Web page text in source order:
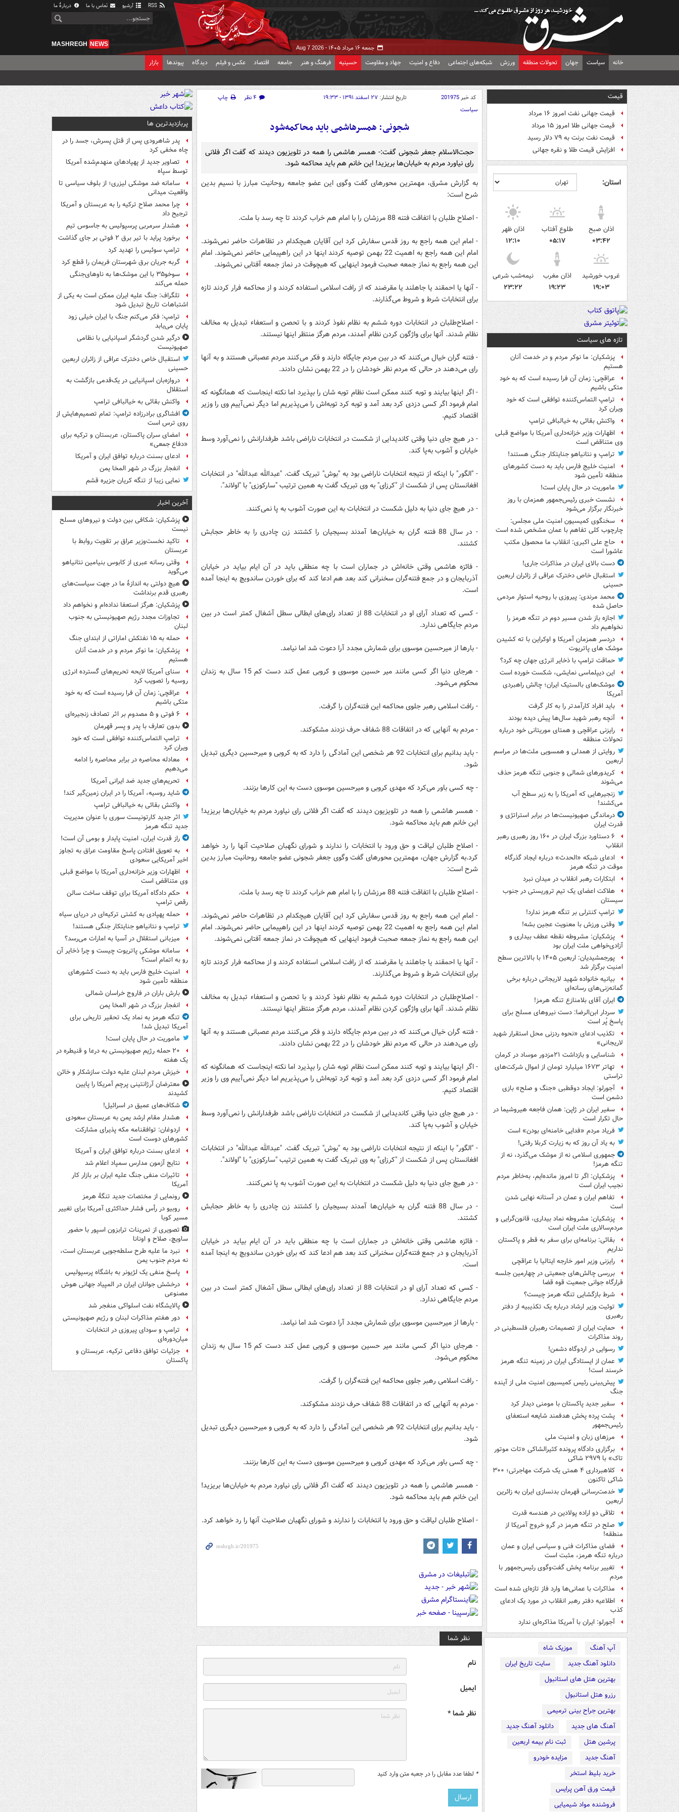
آرشیو تماس با ما دربارهٔ ما
جمعه ۱۶ مرداد ۱۴۰۵ - Aug 7 2026
MASHREGH NEWS
خانه سیاست جهان تحولات منطقه ورزش شبکه‌های اجتماعی دفاع و امنیت جهاد و مقاومت حسینیه فرهنگ و هنر جامعه اقتصاد عکس و فیلم دیدگاه پیوندها بازار
قیمت
قیمت جهانی نفت امروز ۱۶ مرداد
قیمت جهانی طلا امروز ۱۵ مرداد
قیمت نفت برنت به ۷۹ دلار رسید
افزایش قیمت طلا و نقره جهانی
استان:
اذان صبح
۰۳:۴۲
طلوع آفتاب
۰۵:۱۷
اذان ظهر
۱۲:۱۰
غروب خورشید
۱۹:۰۳
اذان مغرب
۱۹:۲۳
نیمه‌شب شرعی
۲۳:۲۲
تازه های سیاست
پزشکیان: ما نوکر مردم و در خدمت آنان
هستیم
عراقچی: زمان آن فرا رسیده است که به خود
متکی باشیم
ترامپ التماس‌کننده توافقی است که خود
ویران کرد
واکنش بقائی به خیالبافی ترامپ
اظهارات وزیر خزانه‌داری آمریکا با مواضع قبلی
وی متناقض است
ترامپ و نتانیاهو جنایتکار جنگی هستند!
امنیت خلیج فارس باید به دست کشورهای
منطقه تأمین شود
ماموریت در حال پایان است!
نشست خبری رئیس‌جمهور همزمان با روز
خبرنگار برگزار می‌شود
سخنگوی کمیسیون امنیت ملی مجلس:
چارچوب کلی تفاهم با عمان مشخص شده است
حاج علی اکبری: انقلاب ما محصول مکتب
عاشورا است
دست بالای ایران در مذاکرات جاری!
استقبال خاص دخترک عراقی از زائران اربعین
حسینی
محمد مرندی: پیروزی با روحیه استوار مردمی
حاصل شده
اجازه باز شدن مسیر دوم در تنگه هرمز را
نخواهیم داد
دردسر همزمان آمریکا و اوکراین با ته کشیدن
موشک های پاتریوت
حماقت ترامپ با ذخایر انرژی جهان چه کرد؟
این دیپلماسی نمایشی، شکست خورده است
موشک‌های بالستیک ایران؛ چالش راهبردی
آمریکا
باید افراد کارآمدتر را به کار گرفت
آنچه رهبر شهید سال‌ها پیش دیده بودند
رایزنی عراقچی و همتای موریتانی خود درباره
تحولات منطقه
روایتی از همدلی و همسویی ملت‌ها در مراسم
اربعین
کریدورهای شمالی و جنوبی تنگه هرمز حذف
می‌شوند
زنجیرهایی که آمریکا را به زیر سطح آب
می‌کشند!
درماندگی صهیونیست‌ها در برابر استراتژی و
قدرت ایران
۶ دستاورد بزرگ ایران در ۱۶۰ روز رهبری رهبر
انقلاب
ادعای شبکه «الحدث» درباره ایجاد گذرگاه
موقت در تنگه هرمز
ابتکارات رهبر انقلاب در میدان نبرد
هلاکت اعضای یک تیم تروریستی در جنوب
سیستان
ترامپ کنترلی بر تنگه هرمز ندارد!
وقتی ورزش با معنویت عجین بشه!
پزشکیان: مشروطه نقطه عطف بیداری و
آزادی‌خواهی ملت ایران بود
پورجمشیدیان: اربعین ۱۴۰۵ با بالاترین سطح
امنیت برگزار شد
بیانیه خانواده شهید لاریجانی درباره برخی
گمانه‌زنی‌های رسانه‌ای
ایران آقای بلامنازع تنگه هرمز!
سردار ابن‌الرضا: دست نیروهای مسلح برای
پاسخ پُر است
تکذیب ادعای «نحوه ردزنی محل استقرار شهید
لاریجانی»
شناسایی و بازداشت ۲۱مزدور موساد در کرمان
تهاتر ۱۶۷۳ میلیارد تومان از اموال شرکت‌های
تراستی
آجورلو: ایجاد دوقطبی «جنگ و صلح‌» بازی
دشمن است
سفیر ایران در ژاپن: همان فاجعه هیروشیما در
حال تکرار است
فریاد مردم «فدایی خامنه‌ای بودن» است
به یاد آن روز که به زیارت کربلا رفتی!
جمهوری اسلامی نه از موشک می‌گذرد، نه از
تنگه هرمز!
پزشکیان: اگر تا امروز مانده‌ایم، به‌خاطر مردم
نجیب ایران است
تفاهم ایران و عمان در آستانه نهایی شدن
است
پزشکیان: مشروطه نماد بیداری، قانون‌گرایی و
مردم‌سالاری ملت ایران است
بقائی: برنامه‌ای برای سفر به قطر و پاکستان
نداریم
رایزنی وزیر امور خارجه ایتالیا با عراقچی
بررسی چالش‌های جمعیتی در چهارمین جلسه
قرارگاه جوانی جمعیت قوه قضا
شرط بازگشایی تنگه هرمز چیست؟
توئیت وزیر ارشاد درباره یک تکذیبیه از دفتر
رهبری
حمایت ایران از تصمیمات رهبران فلسطینی در
روند مذاکرات
رسوایی در اردوگاه دشمن!
عمان از ایستادگی ایران در زمینه تنگه هرمز
خرسند است!
پیش‌بینی رئیس کمیسیون امنیت ملی از آینده
جنگ
سفیر جدید پاکستان با مومنی دیدار کرد
پشت پرده پخش هدفمند شایعه استعفای
رئیس‌جمهور
مرزهای زبان و امنیت ملی
برگزاری دادگاه پرونده کثیرالشاکی «تات موتور
تاک» با ۲۹۷۹ شاکی
کلاهبرداری ۴ همتی یک شرکت مهاجرتی؛ ۳۰۰
شاکی تاکنون
خدمت‌رسانی قهرمان بدنسازی ایران به زائرین
اربعین
تلاقی دو اراده پولادین در هندسه قدرت
صلح در تنگه هرمز در گرو خروج آمریکا از
منطقه!
فضای مذاکرات فنی و سیاسی ایران و عمان
درباره تنگه هرمز، مثبت است
تغییر برنامه پخش گفت‌وگوی رئیس‌جمهور با
مردم
مذاکرات با عمانی‌ها وارد فاز تازه‌ای شده است
اطلاعیه دفتر رهبر انقلاب در مورد یک ادعای
کذب
آجورلو: ایران با آمریکا مذاکره‌ای ندارد
آپ آهنگ
موزیک شاه
دانلود آهنگ جدید
سایت تاریخ ایران
بهترین هتل های استانبول
رزرو هتل استانبول
بهترین جراح بینی ترمیمی
آهنگ های جدید
دانلود آهنگ جدید
پرشین هتل
ثبت نام بیمه اربعین
آهنگ جدید
مزایده خودرو
خرید بلیط استخر
قیمت ورق آهن پرایس
فروشنده مواد شیمیایی
کد خبر201975 تاریخ انتشار: ۲۷ اسفند ۱۳۹۱ - ۱۹:۳۳ ۴ نظر
چاپ
سیاست
شجونی: همسرهاشمی باید محاکمه‌شود
حجت‌الاسلام جعفر شجونی گفت:- همسر هاشمی را همه در تلویزیون دیدند که گفت اگر فلانی
رای نیاورد مردم به خیابان‌ها بریزید! این خانم هم باید محاکمه شود.
به گزارش مشرق، مهمترین محورهای گفت وگوی این عضو جامعه روحانیت مبارز با نسیم بدین
شرح است:
- اصلاح طلبان با اتفاقت فتنه 88 مرزشان را با امام هم خراب کردند تا چه رسد با ملت.
- امام این همه راجع به روز قدس سفارش کرد این آقایان هیچکدام در تظاهرات حاضر نمی‌شوند.
امام این همه راجع به اهمیت 22 بهمن توصیه کردند اینها در این راهپیمایی حاضر نمی‌شوند. امام
این همه راجع به نماز جمعه صحبت فرمود اینهایی که هیچوقت در نماز جمعه آفتابی نمی‌شوند.
- آنها یا احمقند یا جاهلند یا مقرضند که از رافت اسلامی استفاده کردند و از محاکمه فرار کردند تازه
برای انتخابات شرط و شروط می‌گذارند.
- اصلاح‌طلبان در انتخابات دوره ششم به نظام نفوذ کردند و با تحصن و استعفاء تبدیل به مخالف
نظام شدند. آنها برای واژگون کردن نظام آمدند، مردم هرگز منتظر اینها نیستند.
- فتنه گران خیال می‌کنند که در بین مردم جایگاه دارند و فکر می‌کنند مردم عصبانی هستند و به آنها
رای می‌دهند در حالی که مردم نظر خودشان را در 22 بهمن نشان دادند.
- اگر اینها بیایند و توبه کنند ممکن است نظام توبه شان را بپذیرد اما نکته اینجاست که همانگونه که
امام فرمود اگر کسی دزدی کرد بعد آمد و توبه کرد توبه‌اش را می‌پذیریم اما دیگر نمی‌آییم وی را وزیر
اقتصاد کنیم.
- در هیچ جای دنیا وقتی کاندیدایی از شکست در انتخابات ناراضی باشد طرفدارانش را نمی‌آورد وسط
خیابان و آشوب به‌پا کند.
- "الگور" با اینکه از نتیجه انتخابات ناراضی بود به "بوش" تبریک گفت. "عبدالله عبدالله" در انتخابات
افغانستان پس از شکست از "کرزای" به وی تبریک گفت به همین ترتیب "سارکوزی" با "اولاند".
- در هیچ جای دنیا به دلیل شکست در انتخابات به این صورت آشوب به پا نمی‌کنند.
- در سال 88 فتنه گران به خیابان‌ها آمدند بسیجیان را کشتند زن چادری را به خاطر حجابش
کشتند.
- فائزه هاشمی وقتی خانه‌اش در جماران است با چه منطقی باید در آن ایام بیاید در خیابان
آذربایجان و در جمع فتنه‌گران سخنرانی کند بعد هم ادعا کند که برای خوردن ساندویچ به اینجا آمده
است.
- کسی که تعداد آرای او در انتخابات 88 از تعداد رای‌های ابطالی سطل آشغال کمتر است در بین
مردم جایگاهی ندارد.
- بارها از میرحسین موسوی برای شمارش مجدد آرا دعوت شد اما نیامد.
- هرجای دنیا اگر کسی مانند میر حسین موسوی و کروبی عمل کند دست کم 15 سال به زندان
محکوم می‌شود.
- رافت اسلامی رهبر جلوی محاکمه این فتنه‌گران را گرفت.
- مردم به آنهایی که در اتفاقات 88 شفاف حرف نزدند مشکوکند.
- باید بدانیم برای انتخابات 92 هر شخصی این آمادگی را دارد که به کروبی و میرحسین دیگری تبدیل
شود.
- چه کسی باور می‌کرد که مهدی کروبی و میرحسین موسوی دست به این کارها بزنند.
- همسر هاشمی را همه در تلویزیون دیدند که گفت اگر فلانی رای نیاورد مردم به خیابان‌ها بریزید!
این خانم هم باید محاکمه شود.
- اصلاح طلبان لیاقت و حق ورود با انتخابات را ندارند و شورای نگهبان صلاحیت آنها را رد خواهد
کرد.به گزارش جهان، مهمترین محورهای گفت وگوی جعفر شجونی عضو جامعه روحانیت مبارز بدین
شرح است:
- اصلاح طلبان با اتفاقت فتنه 88 مرزشان را با امام هم خراب کردند تا چه رسد با ملت.
- امام این همه راجع به روز قدس سفارش کرد این آقایان هیچکدام در تظاهرات حاضر نمی‌شوند.
امام این همه راجع به اهمیت 22 بهمن توصیه کردند اینها در این راهپیمایی حاضر نمی‌شوند. امام
این همه راجع به نماز جمعه صحبت فرمود اینهایی که هیچوقت در نماز جمعه آفتابی نمی‌شوند.
- آنها یا احمقند یا جاهلند یا مقرضند که از رافت اسلامی استفاده کردند و از محاکمه فرار کردند تازه
برای انتخابات شرط و شروط می‌گذارند.
- اصلاح‌طلبان در انتخابات دوره ششم به نظام نفوذ کردند و با تحصن و استعفاء تبدیل به مخالف
نظام شدند. آنها برای واژگون کردن نظام آمدند، مردم هرگز منتظر اینها نیستند.
- فتنه گران خیال می‌کنند که در بین مردم جایگاه دارند و فکر می‌کنند مردم عصبانی هستند و به آنها
رای می‌دهند در حالی که مردم نظر خودشان را در 22 بهمن نشان دادند.
- اگر اینها بیایند و توبه کنند ممکن است نظام توبه شان را بپذیرد اما نکته اینجاست که همانگونه که
امام فرمود اگر کسی دزدی کرد بعد آمد و توبه کرد توبه‌اش را می‌پذیریم اما دیگر نمی‌آییم وی را وزیر
اقتصاد کنیم.
- در هیچ جای دنیا وقتی کاندیدایی از شکست در انتخابات ناراضی باشد طرفدارانش را نمی‌آورد وسط
خیابان و آشوب به‌پا کند.
- "الگور" با اینکه از نتیجه انتخابات ناراضی بود به "بوش" تبریک گفت. "عبدالله عبدالله" در انتخابات
افغانستان پس از شکست از "کرزای" به وی تبریک گفت به همین ترتیب "سارکوزی" با "اولاند".
- در هیچ جای دنیا به دلیل شکست در انتخابات به این صورت آشوب به پا نمی‌کنند.
- در سال 88 فتنه گران به خیابان‌ها آمدند بسیجیان را کشتند زن چادری را به خاطر حجابش
کشتند.
- فائزه هاشمی وقتی خانه‌اش در جماران است با چه منطقی باید در آن ایام بیاید در خیابان
آذربایجان و در جمع فتنه‌گران سخنرانی کند بعد هم ادعا کند که برای خوردن ساندویچ به اینجا آمده
است.
- کسی که تعداد آرای او در انتخابات 88 از تعداد رای‌های ابطالی سطل آشغال کمتر است در بین
مردم جایگاهی ندارد.
- بارها از میرحسین موسوی برای شمارش مجدد آرا دعوت شد اما نیامد.
- هرجای دنیا اگر کسی مانند میر حسین موسوی و کروبی عمل کند دست کم 15 سال به زندان
محکوم می‌شود.
- رافت اسلامی رهبر جلوی محاکمه این فتنه‌گران را گرفت.
- مردم به آنهایی که در اتفاقات 88 شفاف حرف نزدند مشکوکند.
- باید بدانیم برای انتخابات 92 هر شخصی این آمادگی را دارد که به کروبی و میرحسین دیگری تبدیل
شود.
- چه کسی باور می‌کرد که مهدی کروبی و میرحسین موسوی دست به این کارها بزنند.
- همسر هاشمی را همه در تلویزیون دیدند که گفت اگر فلانی رای نیاورد مردم به خیابان‌ها بریزید!
این خانم هم باید محاکمه شود.
- اصلاح طلبان لیاقت و حق ورود با انتخابات را ندارند و شورای نگهبان صلاحیت آنها را رد خواهد کرد.
نظر شما
نام
ایمیل
نظر شما *
* لطفا عدد مقابل را در جعبه متن وارد کنید
پربازدیدترین ها
پدر شاهرودی پس از قتل پسرش، جسد را در
چاه مخفی کرد
تصاویر جدید از پهپادهای منهدم‌شده آمریکا
توسط سپاه
سامانه ضد موشکی لیزری؛ از بلوف سیاسی تا
واقعیت میدانی
چرا محمد صلاح ترکیه را به عربستان و آمریکا
ترجیح داد
هشدار سرمربی پرسپولیس به جاسوس تیم
برخورد پراید با تیر برق ۲ فوتی بر جای گذاشت
ترامپ سوئیس را تهدید کرد
گربه جریان برق شهرستان فریمان را قطع کرد
سوخو۳۵ با این موشک‌ها به ناوهای‌جنگی
حمله می‌کند
تلگراف: جنگ علیه ایران ممکن است به یکی از
اشتباهات تاریخ تبدیل شود
ترامپ: فکر می‌کنم جنگ با ایران خیلی زود
پایان می‌یابد
درگیر شدن گردشگر اسپانیایی با نظامی
صهیونیست
استقبال خاص دخترک عراقی از زائران اربعین
حسینی
دروازه‌بان اسپانیایی در یک‌قدمی بازگشت به
استقلال
واکنش بقائی به خیالبافی ترامپ
افشاگری برادرزاده ترامپ: تمام تصمیم‌هایش از
روی ترس است
امضای سران پاکستان، عربستان و ترکیه برای
«دفاع جمعی»
ادعای بسنت درباره توافق ایران و آمریکا
انفجار بزرگ در شهر المخا یمن
نمایی زیبا از تنگه کریان جزیره قشم
آخرین اخبار
پزشکیان: شکافی بین دولت و نیروهای مسلح
نیست
تاکید نخست‌وزیر عراق بر تقویت روابط با
عربستان
وقتی رسانه عبری از کابوس بنیامین نتانیاهو
می‌گوید
هیچ دولتی به اندازۀ ما در جهت سیاست‌های
رهبری قدم برنداشت
پزشکیان: هرگز استعفا نداده‌ام و نخواهم داد
تجاوزات مجدد رژیم صهیونیستی به جنوب
لبنان
حمله به ۱۵ نفتکش‌ اماراتی از ابتدای جنگ
پزشکیان: ما نوکر مردم و در خدمت آنان
هستیم
سنای آمریکا لایحه تحریم‌های گسترده انرژی
روسیه را تصویب کرد
عراقچی: زمان آن فرا رسیده است که به خود
متکی باشیم
۶ فوتی و ۵ مصدوم بر اثر تصادف زنجیره‌ای
بدون تعارف با پدر و پسر قهرمان
ترامپ التماس‌کننده توافقی است که خود
ویران کرد
معادله محاصره در برابر محاصره را ادامه
می‌دهیم
تحریم‌های جدید ضد ایرانی آمریکا
شاید روسیه، آمریکا را در ایران زمین‌گیر کند!
واکنش بقائی به خیالبافی ترامپ
اثر جدید کارتونیست سوری با عنوان مدیریت
جدید تنگه هرمز
راز قدرت ایران، امنیت پایدار و بومی آن است!
به تعویق افتادن پاسخ مقاومت عراق به تجاوز
اخیر آمریکایی سعودی
اظهارات وزیر خزانه‌داری آمریکا با مواضع قبلی
وی متناقض است
حکم دادگاه آمریکا برای توقف ساخت سالن
رقص ترامپ
حمله پهپادی به کشتی ترکیه‌ای در دریای سیاه
ترامپ و نتانیاهو جنایتکار جنگی هستند!
میزبانی استقلال در آسیا به امارات می‌رسد؟
سامانه موشکی پاتریوت چیست و چرا ذخایر آن
رو به اتمام است؟
امنیت خلیج فارس باید به دست کشورهای
منطقه تأمین شود
بارش باران در فاروج خراسان شمالی
انفجار بزرگ در شهر المخا یمن
تنگه هرمز به نماد یک تحقیر تاریخی برای
آمریکا تبدیل شد!
ماموریت در حال پایان است!
۲۰ حمله رژیم صهیونیستی به درعا و قنیطره در
یک هفته
خیزش مردم لبنان علیه دولت سازشکار و خائن
معترضان آرژانتینی پرچم آمریکا را پایین
کشیدند
شکاف‌های عمیق در اسرائیل!
هشدار مقام ارشد یمن به عربستان سعودی
اردوغان: توافقنامه مکه پذیرای مشارکت
کشورهای دوست است
ادعای بسنت درباره توافق ایران و آمریکا
نتایج آزمون مدارس سمپاد اعلام شد
تاثیرات منفی جنگ علیه ایران بر بازار کار
آمریکا
رونمایی از مختصات جدید تنگۀ هرمز
روبیو در رأس فشار حداکثری آمریکا برای تغییر
مسیر کوبا
تصویری از تمرینات ترابزون اسپور با حضور
ساویچ، صلاح و اونانا
نبرد ما علیه طرح سلطه‌جویی عربستان است،
نه مردم جنوب یمن
پاسخ منفی یک لژیونر به باشگاه پرسپولیس
درخشش جوانان ایران در المپیاد جهانی هوش
مصنوعی
پالایشگاه نفت اسلواکی منفجر شد
دور هفتم مذاکرات لبنان و رژیم صهیونیستی
ترامپ و سودای پیروزی در انتخابات
میان‌دوره‌ای
جزئیات توافق دفاعی ترکیه، عربستان و
پاکستان